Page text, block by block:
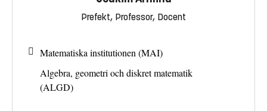
Prefekt, Professor, Docent
Matematiska institutionen (MAI)
Algebra, geometri och diskret matematik
(ALGD)